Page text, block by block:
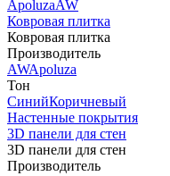
ApoluzaAW
Ковровая плитка
Ковровая плитка
Производитель
AWApoluza
Тон
СинийКоричневый
Настенные покрытия
3D панели для стен
3D панели для стен
Производитель